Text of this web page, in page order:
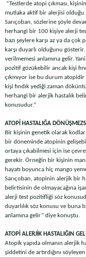
“Testlerde atopi çıkması,
mutlaka aktif bir alerjisi olduğu
Sarıçoban, sözlerine şöyle
herhangi bir 100 kişiye alerji
bazı şeylere karşı az ya da
karşı duyarlı olduğunu
verilmemesi anlamına gelir.
pozitif gözükebilir ancak kişi
çıkmıyor ise bu durum atopidir
kişi fındık yediği zaman
herhangi bir alerjik hastalık
konusudur.”
ATOPİ HASTALIĞA
Bir kişinin genetik olarak
bir döneminde atopinin
ortaya çıkabilmesi için ise
gerekir. Örneğin bir kişinin
hayatı boyunca hiç mango
Sarıçoban, atopinin alerjik bir
belirtisinin de olmayacağına
alerji test pozitifliği söz
duyarlılık söz konusu ve buna
anlamına gelir” diye konuştu.
ATOPİ ALERJİK HASTALIĞIN
Atopik yapıda olmanın alerjik
şiddetini de artırdığını